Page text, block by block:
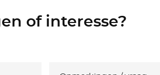
of interesse?